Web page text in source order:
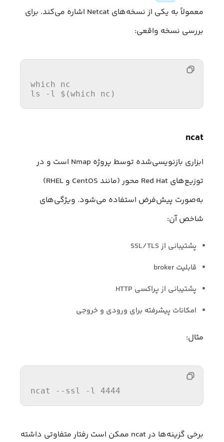
معمولاً به یکی از نسخه‌های Netcat اشاره می‌کند. برای
بررسی نسخه واقعی:
which
ls
-l $(which
ncat
ابزاری بازنویسی‌شده توسط پروژه Nmap است و در
توزیع‌های Red Hat محور (مانند CentOS و RHEL)
به‌صورت پیش‌فرض استفاده می‌شود. ویژگی‌های
شاخص آن:
پشتیبانی از SSL/TLS
قابلیت broker
پشتیبانی از پراکسی HTTP
امکانات پیشرفته برای ورودی و خروجی
مثال:
ncat --ssl -l 4444
برخی گزینه‌ها در ncat ممکن است رفتار متفاوتی داشته